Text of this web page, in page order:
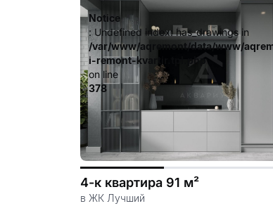
Notice
: Undefined index: has_drawings in
/var/www/aqremont/data/www/
i-remont-kvartir.tpl.php
on line
378
4-к квартира 91 м²
в ЖК Лучший